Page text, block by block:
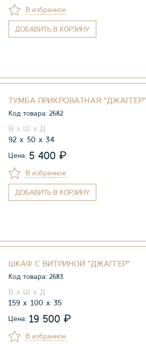
В избранное
ДОБАВИТЬ В КОРЗИНУ
ТУМБА ПРИКРОВАТНАЯ "ДЖАГГЕР"
Код товара: 2682
92 50 34
Цена: 5 400 ₽
В избранное
ДОБАВИТЬ В КОРЗИНУ
ШКАФ С ВИТРИНОЙ "ДЖАГГЕР"
Код товара: 2683
159 100 35
Цена: 19 500 ₽
В избранное